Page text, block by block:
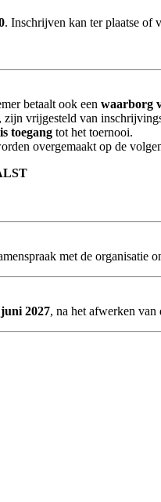
. Inschrijven kan ter plaatse of
betaalt ook een waarborg
zijn vrijgesteld van
toegang tot het toernooi.
overgemaakt op de
met de organisatie
2027, na het afwerken van